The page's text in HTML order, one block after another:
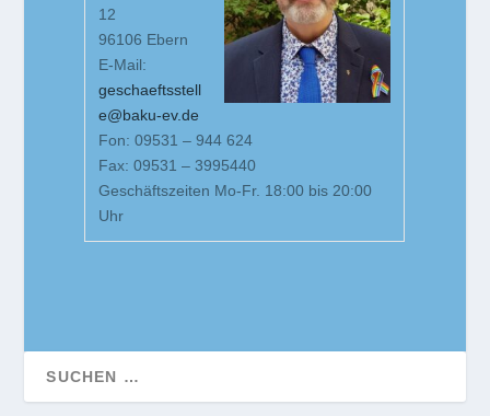
12
96106 Ebern
E-Mail:
geschaeftsstell
e@baku-ev.de
Fon: 09531 – 944 624
Fax: 09531 – 3995440
Geschäftszeiten Mo-Fr. 18:00 bis 20:00
Uhr